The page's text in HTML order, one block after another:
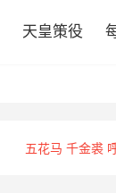
天皇策役
五花马 千金裘